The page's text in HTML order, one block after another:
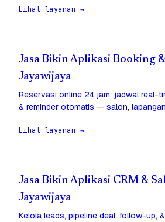
Lihat layanan →
Jasa Bikin Aplikasi Booking
Jayawijaya
Reservasi online 24 jam, jadwal real-
& reminder otomatis — salon,
Lihat layanan →
Jasa Bikin Aplikasi CRM &
Jayawijaya
Kelola leads, pipeline deal, follow-up,